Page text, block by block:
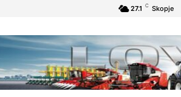
27.1 C Skopje